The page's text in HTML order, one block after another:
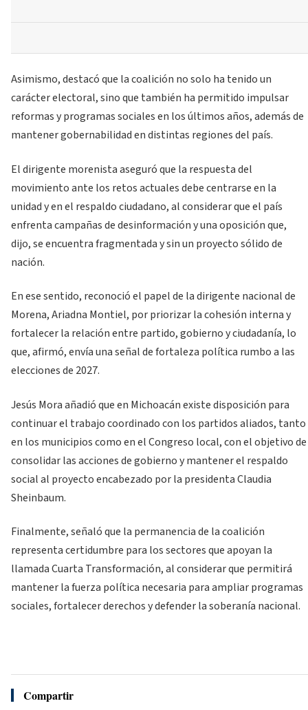
Asimismo, destacó que la coalición no solo ha tenido un
carácter electoral, sino que también ha permitido impulsar
reformas y programas sociales en los últimos años, además de
mantener gobernabilidad en distintas regiones del país.
El dirigente morenista aseguró que la respuesta del
movimiento ante los retos actuales debe centrarse en la
unidad y en el respaldo ciudadano, al considerar que el país
enfrenta campañas de desinformación y una oposición que,
dijo, se encuentra fragmentada y sin un proyecto sólido de
nación.
En ese sentido, reconoció el papel de la dirigente nacional de
Morena, Ariadna Montiel, por priorizar la cohesión interna y
fortalecer la relación entre partido, gobierno y ciudadanía, lo
que, afirmó, envía una señal de fortaleza política rumbo a las
elecciones de 2027.
Jesús Mora añadió que en Michoacán existe disposición para
continuar el trabajo coordinado con los partidos aliados, tanto
en los municipios como en el Congreso local, con el objetivo de
consolidar las acciones de gobierno y mantener el respaldo
social al proyecto encabezado por la presidenta Claudia
Sheinbaum.
Finalmente, señaló que la permanencia de la coalición
representa certidumbre para los sectores que apoyan la
llamada Cuarta Transformación, al considerar que permitirá
mantener la fuerza política necesaria para ampliar programas
sociales, fortalecer derechos y defender la soberanía nacional.
Compartir